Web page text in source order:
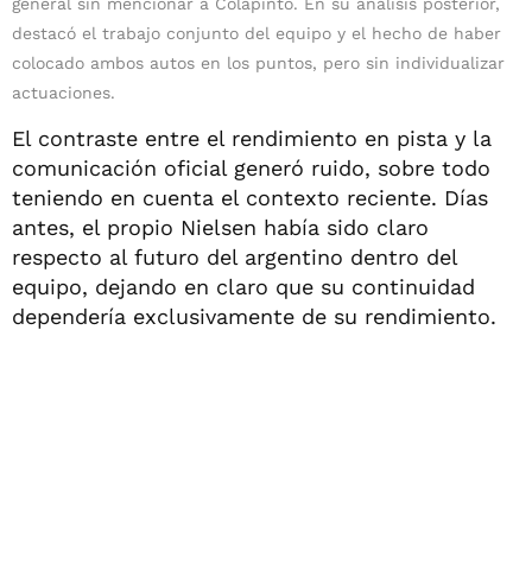
destacó el trabajo conjunto del equipo y el hecho de haber
colocado ambos autos en los puntos, pero sin individualizar
actuaciones.
El contraste entre el rendimiento en pista y la
comunicación oficial generó ruido, sobre todo
teniendo en cuenta el contexto reciente. Días
antes, el propio Nielsen había sido claro
respecto al futuro del argentino dentro del
equipo, dejando en claro que su continuidad
dependería exclusivamente de su rendimiento.